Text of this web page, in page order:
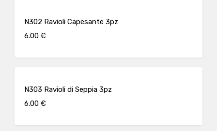
N302 Ravioli Capesante 3pz
6.00 €
N303 Ravioli di Seppia 3pz
6.00 €